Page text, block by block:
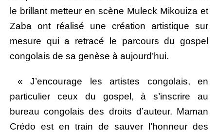
le brillant metteur en scène Muleck Mikouiza et
Zaba ont réalisé une création artistique sur
mesure qui a retracé le parcours du gospel
congolais de sa genèse à aujourd’hui.
« J’encourage les artistes congolais, en
particulier ceux du gospel, à s’inscrire au
bureau congolais des droits d’auteur. Maman
Crédo est en train de sauver l’honneur des